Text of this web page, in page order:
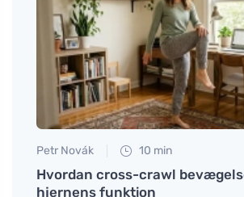
Petr Novák 10 min
Hvordan cross-crawl
hjernens funktion